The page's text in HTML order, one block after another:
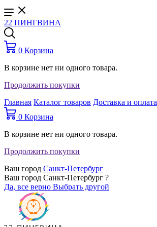
22 ПИНГВИНА
0 Корзина
В корзине нет ни одного товара.
Продолжить покупки
Главная Каталог товаров Доставка и оплата
0 Корзина
В корзине нет ни одного товара.
Продолжить покупки
Ваш город Санкт-Петербург
Ваш город Санкт-Петербург ?
Да, все верно Выбрать другой